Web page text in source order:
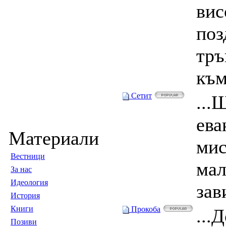
Материали
Вестници
За нас
Идеология
История
Книги
Позиви
Сетит
Прокоба